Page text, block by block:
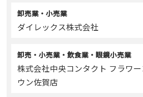
卸売業・小売業
ダイレックス株式会社
卸売・小売業・飲食業・眼鏡小売業
株式会社中央コンタクト フラワ
ウン佐賀店